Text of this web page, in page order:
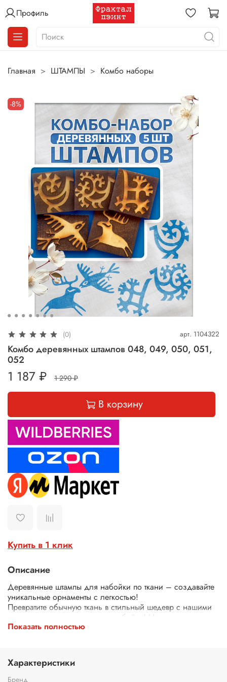
Профиль
Главная ШТАМПЫ Комбо наборы
-8%
(0) арт. 1104322
Комбо деревянных штампов 048, 049, 050, 051,
052
1 187 ₽ 1 290 ₽
В корзину
Купить в 1 клик
Описание
Деревянные штампы для набойки по ткани – создавайте
уникальные орнаменты с легкостью!
Превратите обычную ткань в стильный шедевр с нашими
деревянными штампами для набойки! Идеально
подходят для декора одежды, текстиля, сумок, скатертей
Экологичные – изготовлены из дерева.
Четкий оттиск – резные узоры и орнаменты гарантируют
аккуратный и красивый рисунок.
Показать полностью
Характеристики
Бренд